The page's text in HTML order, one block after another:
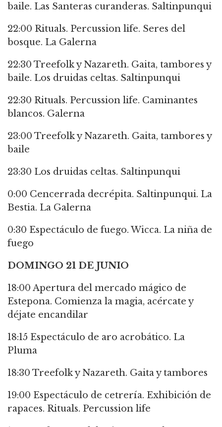
baile. Las Santeras curanderas. Saltinpunqui
22:00 Rituals. Percussion life. Seres del
bosque. La Galerna
22:30 Treefolk y Nazareth. Gaita, tambores y
baile. Los druidas celtas. Saltinpunqui
22:30 Rituals. Percussion life. Caminantes
blancos. Galerna
23:00 Treefolk y Nazareth. Gaita, tambores y
baile
23:30 Los druidas celtas. Saltinpunqui
0:00 Cencerrada decrépita. Saltinpunqui. La
Bestia. La Galerna
0:30 Espectáculo de fuego. Wicca. La niña de
fuego
DOMINGO 21 DE JUNIO
18:00 Apertura del mercado mágico de
Estepona. Comienza la magia, acércate y
déjate encandilar
18:15 Espectáculo de aro acrobático. La
Pluma
18:30 Treefolk y Nazareth. Gaita y tambores
19:00 Espectáculo de cetrería. Exhibición de
rapaces. Rituals. Percussion life